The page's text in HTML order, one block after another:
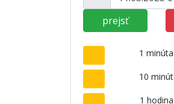
prejsť
1 minúta
10 minút
1 hodina